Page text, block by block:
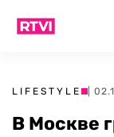
LIFESTYLE |
В Москве